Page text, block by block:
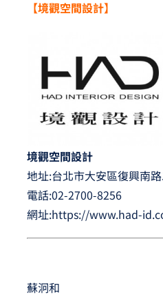
【境觀空間設計】
境觀空間設計
地址:台北市大安區復興南
電話:02-2700-8256
網址:https://www.had-
蘇泂和